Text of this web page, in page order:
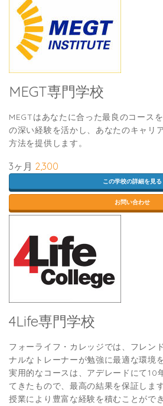
MEGT専門学校
MEGTはあなたに合った最良のコース
の深い経験を活かし、あなたのキャリ
方法を提供します。
3ヶ月 2,300
この学校の詳細を見る
お問い合わせ
4Life専門学校
フォーライフ・カレッジでは、フレン
ナルなトレーナーが勉強に最適な環境
実用的なコースは、アデレードにて10
てきたもので、最高の結果を保証しま
授業により豊富な経験を積むことがで